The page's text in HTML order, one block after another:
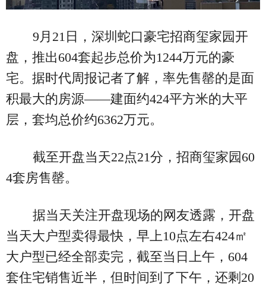
9月21日，深圳蛇口豪宅招商玺家园开
盘，推出604套起步总价为1244万元的豪
宅。据时代周报记者了解，率先售罄的是面
积最大的房源——建面约424平方米的大平
层，套均总价约6362万元。
截至开盘当天22点21分，招商玺家园60
4套房售罄。
据当天关注开盘现场的网友透露，开盘
当天大户型卖得最快，早上10点左右424㎡
大户型已经全部卖完，截至当日上午，604
套住宅销售近半，但时间到了下午，还剩20